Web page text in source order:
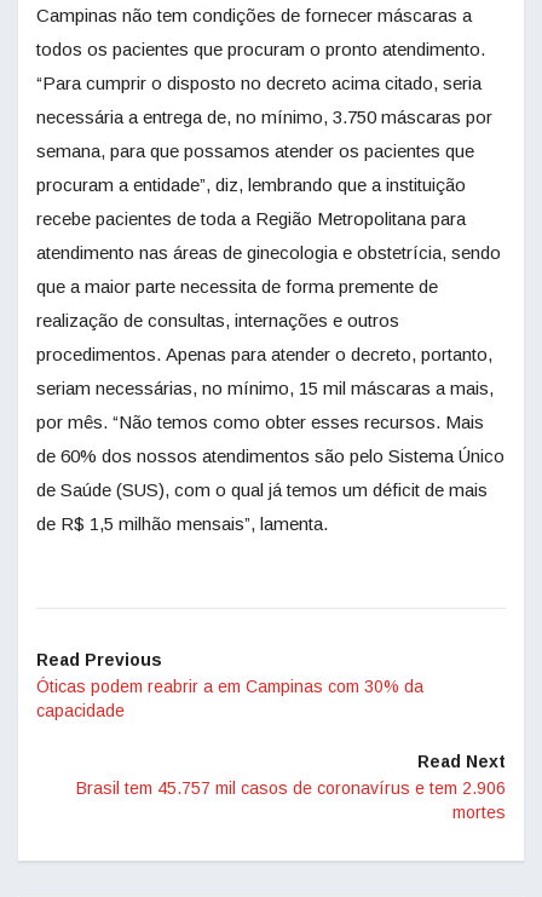
Campinas não tem condições de fornecer máscaras a
todos os pacientes que procuram o pronto atendimento.
“Para cumprir o disposto no decreto acima citado, seria
necessária a entrega de, no mínimo, 3.750 máscaras por
semana, para que possamos atender os pacientes que
procuram a entidade”, diz, lembrando que a instituição
recebe pacientes de toda a Região Metropolitana para
atendimento nas áreas de ginecologia e obstetrícia, sendo
que a maior parte necessita de forma premente de
realização de consultas, internações e outros
procedimentos. Apenas para atender o decreto, portanto,
seriam necessárias, no mínimo, 15 mil máscaras a mais,
por mês. “Não temos como obter esses recursos. Mais
de 60% dos nossos atendimentos são pelo Sistema Único
de Saúde (SUS), com o qual já temos um déficit de mais
de R$ 1,5 milhão mensais”, lamenta.
Read Previous
Óticas podem reabrir a em Campinas com 30% da
capacidade
Read Next
Brasil tem 45.757 mil casos de coronavírus e tem 2.906
mortes